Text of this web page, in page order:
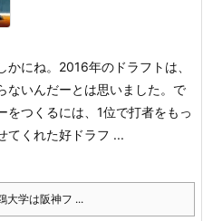
かにね。2016年のドラフトは、
ないんだーとは思いました。で
をつくるには、1位で打者をもっ
てくれた好ドラフ ...
大学は阪神フ ...